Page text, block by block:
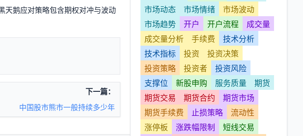
天鹅应对策略包含期权对冲与波动
下一篇：
中国股市熊市一般持续多少年
市场动态
市场情绪
市场波动
市场趋势
开户 开户流程
成交量
成交量分析
手续费
技术分析
技术指标
投资
投资决策
投资策略
投资者
投资风险
支撑位
新股申购 服务质量
期货
期货交易
期货合约
期货市场
期货手续费
止损策略
流动性
涨停板
涨跌幅限制
短线交易